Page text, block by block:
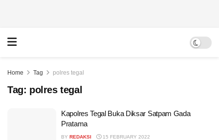
Home Tag polres tegal
Tag: polres tegal
Kapolres Tegal Buka Diksar Satpam Gada
Pratama
BY REDAKSI 15 FEBRUARY 2022